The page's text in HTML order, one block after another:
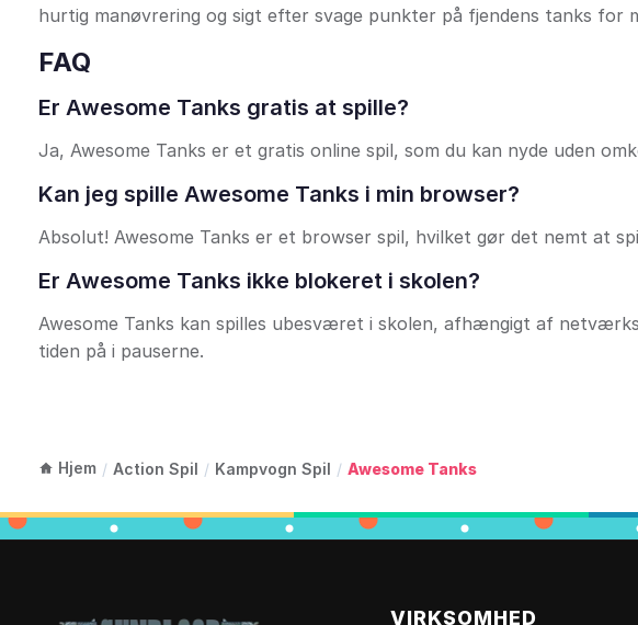
hurtig manøvrering og sigt efter svage punkter på fjendens tanks for
FAQ
Er Awesome Tanks gratis at spille?
Ja, Awesome Tanks er et gratis online spil, som du kan nyde uden
Kan jeg spille Awesome Tanks i min browser?
Absolut! Awesome Tanks er et browser spil, hvilket gør det nemt at
Er Awesome Tanks ikke blokeret i skolen?
Awesome Tanks kan spilles ubesværet i skolen, afhængigt af
tiden på i pauserne.
Hjem / Action Spil / Kampvogn Spil / Awesome Tanks
VIRKSOMHED